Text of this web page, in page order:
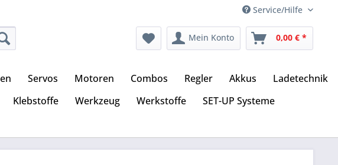
Service/Hilfe
Mein Konto 0,00 € *
Servos Motoren Combos Regler Akkus
Ladetechnik
Klebstoffe Werkzeug Werkstoffe
SET-UP Systeme